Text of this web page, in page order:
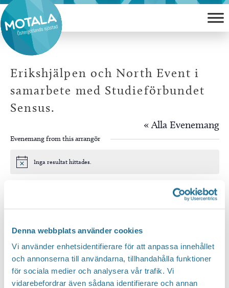
Denna webbplats använder cookies
Vi använder enhetsidentifierare för att anpassa innehållet
och annonserna till användarna, tillhandahålla funktioner
för sociala medier och analysera vår trafik. Vi
vidarebefordrar även sådana identifierare och annan
Hoppa
till
innehåll
Erikshjälpen och North Event i
samarbete med Studieförbundet
Sensus.
« Alla Evenemang
Evenemang from this arrangör
Notis Inga resultat hittades.
Välj
Prenumerera på kalender